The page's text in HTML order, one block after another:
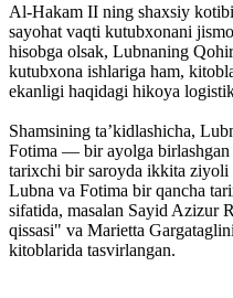
Al-Hakam II ning shaxsiy
sayohat vaqti kutubxonani
hisobga olsak, Lubnaning
kutubxona ishlariga ham,
ekanligi haqidagi hikoya
Shamsining taʼkidlashicha,
Fotima — bir ayolga birlashgan
tarixchi bir saroyda ikkita
Lubna va Fotima bir qancha
sifatida, masalan Sayid Azizur
qissasi" va Marietta
kitoblarida tasvirlangan.